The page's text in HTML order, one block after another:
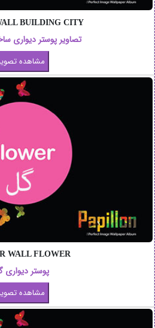
BUILDING CITY
تصاویر پوستر دیواری
WALL FLOWER
پوستر دیواری